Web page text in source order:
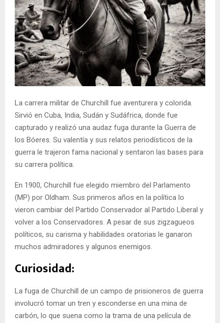
La carrera militar de Churchill fue aventurera y colorida.
Sirvió en Cuba, India, Sudán y Sudáfrica, donde fue
capturado y realizó una audaz fuga durante la Guerra de
los Bóeres. Su valentía y sus relatos periodísticos de la
guerra le trajeron fama nacional y sentaron las bases para
su carrera política.
En 1900, Churchill fue elegido miembro del Parlamento
(MP) por Oldham. Sus primeros años en la política lo
vieron cambiar del Partido Conservador al Partido Liberal y
volver a los Conservadores. A pesar de sus zigzagueos
políticos, su carisma y habilidades oratorias le ganaron
muchos admiradores y algunos enemigos.
Curiosidad:
La fuga de Churchill de un campo de prisioneros de guerra
involucró tomar un tren y esconderse en una mina de
carbón, lo que suena como la trama de una película de